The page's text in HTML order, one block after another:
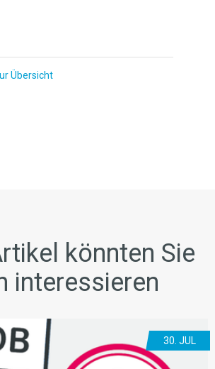
Übersicht
könnten Sie
interessieren
30. JUL